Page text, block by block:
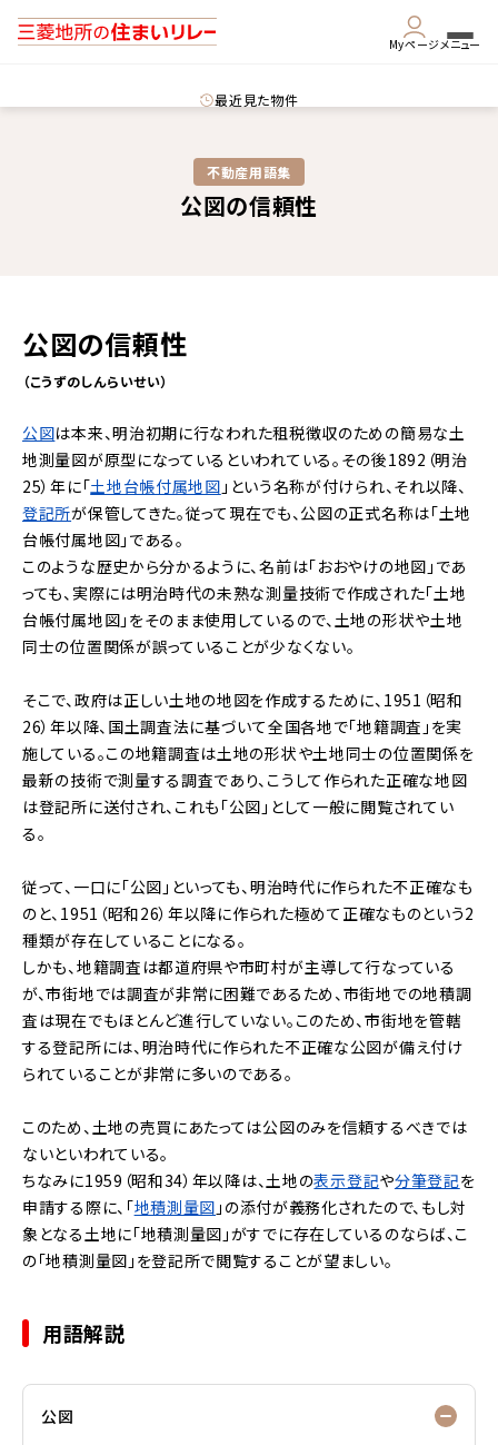
Myページメニュー
最近見た物件
不動産用語集​
公図の信頼性
公図の信頼性
（こうずのしんらいせい）
公図は本来、明治初期に行なわれた租税徴収のための簡易な土
地測量図が原型になっているといわれている。その後1892（明治
25）年に「土地台帳付属地図 」という名称が付けられ、それ以降、
登記所が保管してきた。従って現在でも、公図の正式名称は「土地
台帳付属地図」である。
このような歴史から分かるように、名前は「おおやけの地図」であ
っても、実際には明治時代の未熟な測量技術で作成された「土地
台帳付属地図」をそのまま使用しているので、土地の形状や土地
同士の位置関係が誤っていることが少なくない。
そこで、政府は正しい土地の地図を作成するために、1951（昭和
26）年以降、国土調査法に基づいて全国各地で「地籍調査」を実
施している。この地籍調査は土地の形状や土地同士の位置関係を
最新の技術で測量する調査であり、こうして作られた正確な地図
は登記所に送付され、これも「公図」として一般に閲覧されてい
る。
従って、一口に「公図」といっても、明治時代に作られた不正確なも
のと、1951（昭和26）年以降に作られた極めて正確なものという2
種類が存在していることになる。
しかも、地籍調査は都道府県や市町村が主導して行なっている
が、市街地では調査が非常に困難であるため、市街地での地積調
査は現在でもほとんど進行していない。このため、市街地を管轄
する登記所には、明治時代に作られた不正確な公図が備え付け
られていることが非常に多いのである。
このため、土地の売買にあたっては公図のみを信頼するべきでは
ないといわれている。
ちなみに1959（昭和34）年以降は、土地の表示登記や分筆登記を
申請する際に、「地積測量図 」の添付が義務化されたので、もし対
象となる土地に「地積測量図」がすでに存在しているのならば、こ
の「地積測量図」を登記所で閲覧することが望ましい。
用語解説
公図